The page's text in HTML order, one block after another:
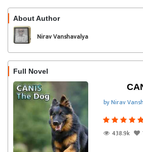
About Author
Nirav Vanshavalya
Full Novel
by Nirav
438.9k